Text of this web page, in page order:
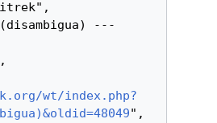
wt/index.php?
",